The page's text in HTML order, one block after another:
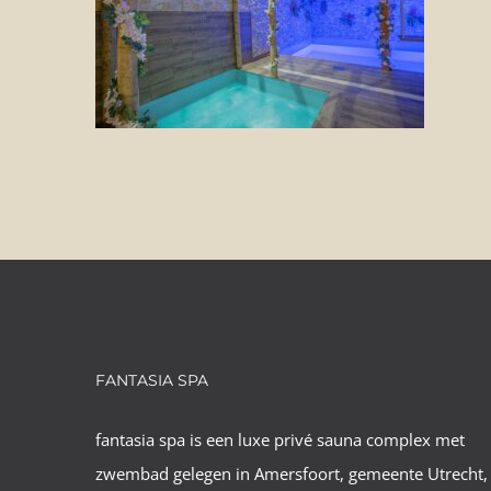
FANTASIA SPA
fantasia spa is een luxe privé sauna complex met
zwembad gelegen in Amersfoort, gemeente Utrecht,